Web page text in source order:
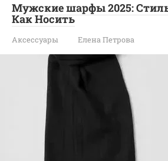
Мужские шарфы 2025:
Как Носить
Аксессуары Елена Петрова